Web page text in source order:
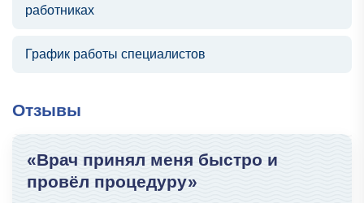
работниках
График работы специалистов
Отзывы
«Врач принял меня быстро и
провёл процедуру»